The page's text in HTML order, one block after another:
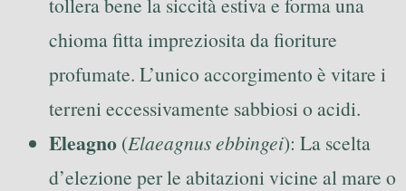
chioma fitta impreziosita da fioriture
profumate. L’unico accorgimento è vitare i
terreni eccessivamente sabbiosi o acidi.
Eleagno (Elaeagnus ebbingei): La scelta
d’elezione per le abitazioni vicine al mare o